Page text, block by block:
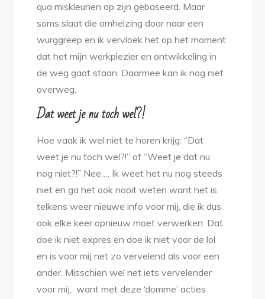
qua miskleunen op zijn gebaseerd. Maar
soms slaat die omhelzing door naar een
wurggreep en ik vervloek het op het moment
dat het mijn werkplezier en ontwikkeling in
de weg gaat staan. Daarmee kan ik nog niet
overweg.
Dat weet je nu toch wel?!
Hoe vaak ik wel niet te horen krijg: ‘’Dat
weet je nu toch wel?!’’ of ‘’Weet je dat nu
nog niet?!’’ Nee…. Ik weet het nu nog steeds
niet en ga het ook nooit weten want het is
telkens weer nieuwe info voor mij, die ik dus
ook elke keer opnieuw moet verwerken. Dat
doe ik niet expres en doe ik niet voor de lol
en is voor mij net zo vervelend als voor een
ander. Misschien wel net iets vervelender
voor mij, want met deze ‘domme’ acties